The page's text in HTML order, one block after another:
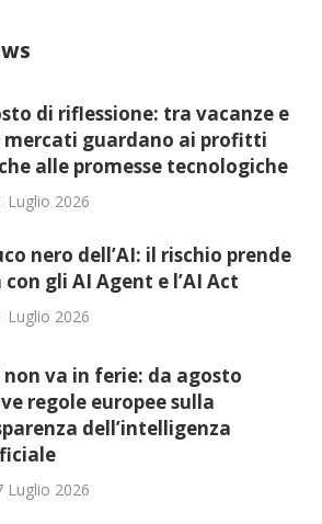
di riflessione: tra vacanze e
mercati guardano ai profitti
alle promesse tecnologiche
Luglio 2026
nero dell’AI: il rischio prende
gli AI Agent e l’AI Act
Luglio 2026
non va in ferie: da agosto
regole europee sulla
dell’intelligenza
Luglio 2026